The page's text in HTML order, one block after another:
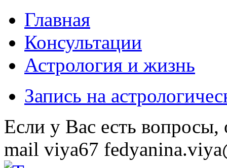
Главная
Консультации
Астрология и жизнь
Запись на
Eсли у Вас есть
mail viya67